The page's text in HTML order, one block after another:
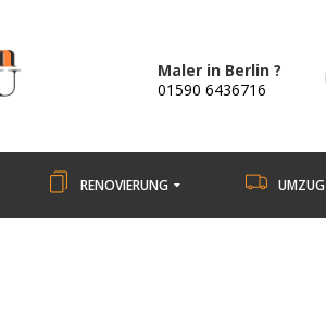
Maler in Berlin ?
01590 6436716
RENOVIERUNG